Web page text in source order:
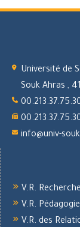
Université de
Souk Ahras ,
info@univ-
V.R.
V.R.
V.R. des